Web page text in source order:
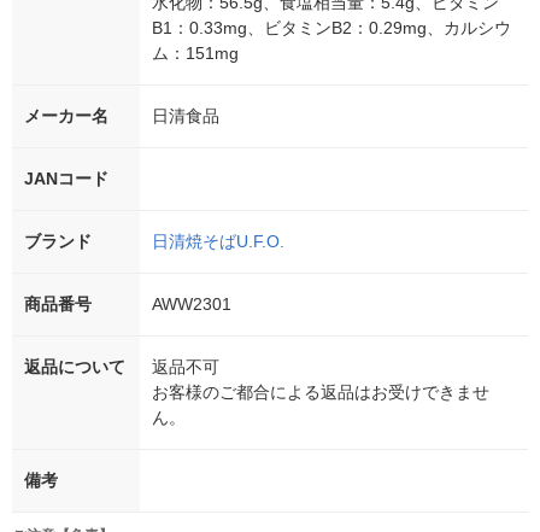
B1：0.33mg、ビタミンB2：0.29mg、カルシウ
ム：151mg
メーカー名 日清食品
JANコード
ブランド 日清焼そばU.F.O.
商品番号 AWW2301
返品について
返品不可
お客様のご都合による返品はお受けできませ
ん。
備考